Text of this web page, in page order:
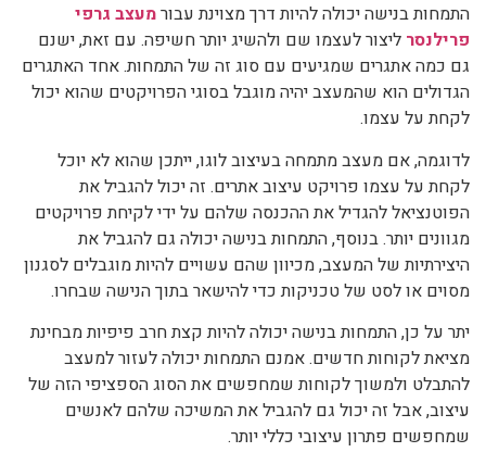
התמחות בנישה יכולה להיות דרך מצוינת עבורמעצב גרפי
פרילנסר ליצור לעצמו שם ולהשיג יותר חשיפה. עם זאת, ישנם
גם כמה אתגרים שמגיעים עם סוג זה של התמחות. אחד האתגרים
הגדולים הוא שהמעצב יהיה מוגבל בסוגי הפרויקטים שהוא יכול
לקחת על עצמו.
לדוגמה, אם מעצב מתמחה בעיצוב לוגו, ייתכן שהוא לא יוכל
לקחת על עצמו פרויקט עיצוב אתרים. זה יכול להגביל את
הפוטנציאל להגדיל את ההכנסה שלהם על ידי לקיחת פרויקטים
מגוונים יותר. בנוסף, התמחות בנישה יכולה גם להגביל את
היצירתיות של המעצב, מכיוון שהם עשויים להיות מוגבלים לסגנון
מסוים או לסט של טכניקות כדי להישאר בתוך הנישה שבחרו.
יתר על כן, התמחות בנישה יכולה להיות קצת חרב פיפיות מבחינת
מציאת לקוחות חדשים. אמנם התמחות יכולה לעזור למעצב
להתבלט ולמשוך לקוחות שמחפשים את הסוג הספציפי הזה של
עיצוב, אבל זה יכול גם להגביל את המשיכה שלהם לאנשים
שמחפשים פתרון עיצובי כללי יותר.